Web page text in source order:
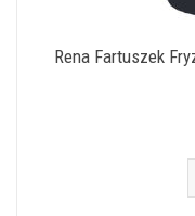
Rena Fartuszek